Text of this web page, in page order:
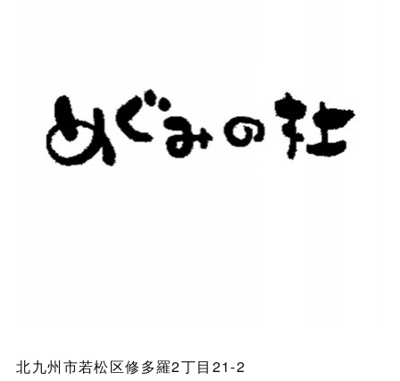
北九州市若松区修多羅2丁目21-2